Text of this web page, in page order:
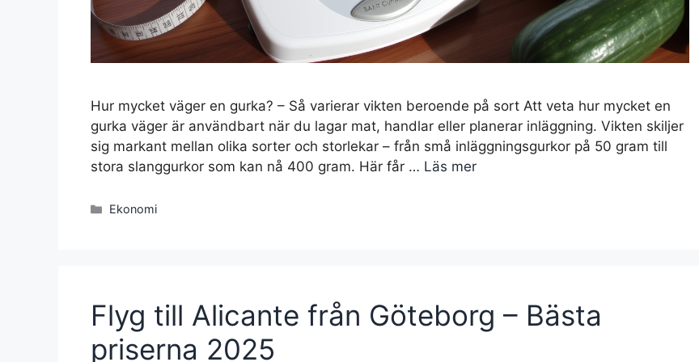
Hur mycket väger en gurka? – Så varierar vikten beroende på sort Att veta hur mycket en
gurka väger är användbart när du lagar mat, handlar eller planerar inläggning. Vikten skiljer
sig markant mellan olika sorter och storlekar – från små inläggningsgurkor på 50 gram till
stora slanggurkor som kan nå 400 gram. Här får … Läs mer
Kategorier
Ekonomi
Flyg till Alicante från Göteborg – Bästa
priserna 2025